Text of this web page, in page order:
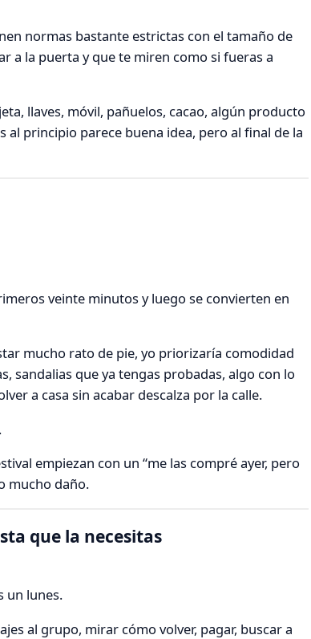
normas bastante estrictas con el tamaño de
a la puerta y que te miren como si fueras a
llaves, móvil, pañuelos, cacao, algún producto
al principio parece buena idea, pero al final de la
veinte minutos y luego se convierten en
mucho rato de pie, yo priorizaría comodidad
sandalias que ya tengas probadas, algo con lo
a casa sin acabar descalza por la calle.
empiezan con un “me las compré ayer, pero
mucho daño.
que la necesitas
un lunes.
al grupo, mirar cómo volver, pagar, buscar a